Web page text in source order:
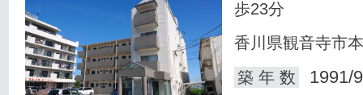
歩23分
香川県観音寺市
築 年 数
1991/